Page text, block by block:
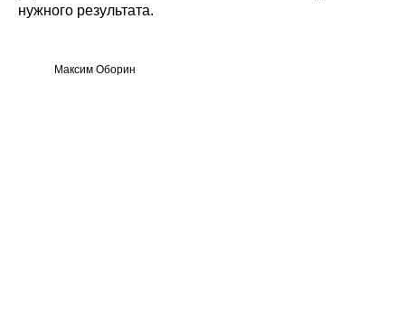
нужного результата.
Максим Оборин